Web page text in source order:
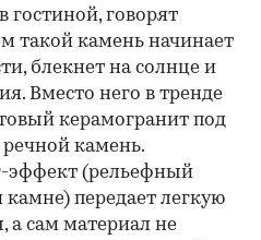
гостиной, говорят
такой камень начинает
блекнет на солнце и
Вместо него в тренде
керамогранит под
камень.
эффект (рельефный
передает легкую
а сам материал не